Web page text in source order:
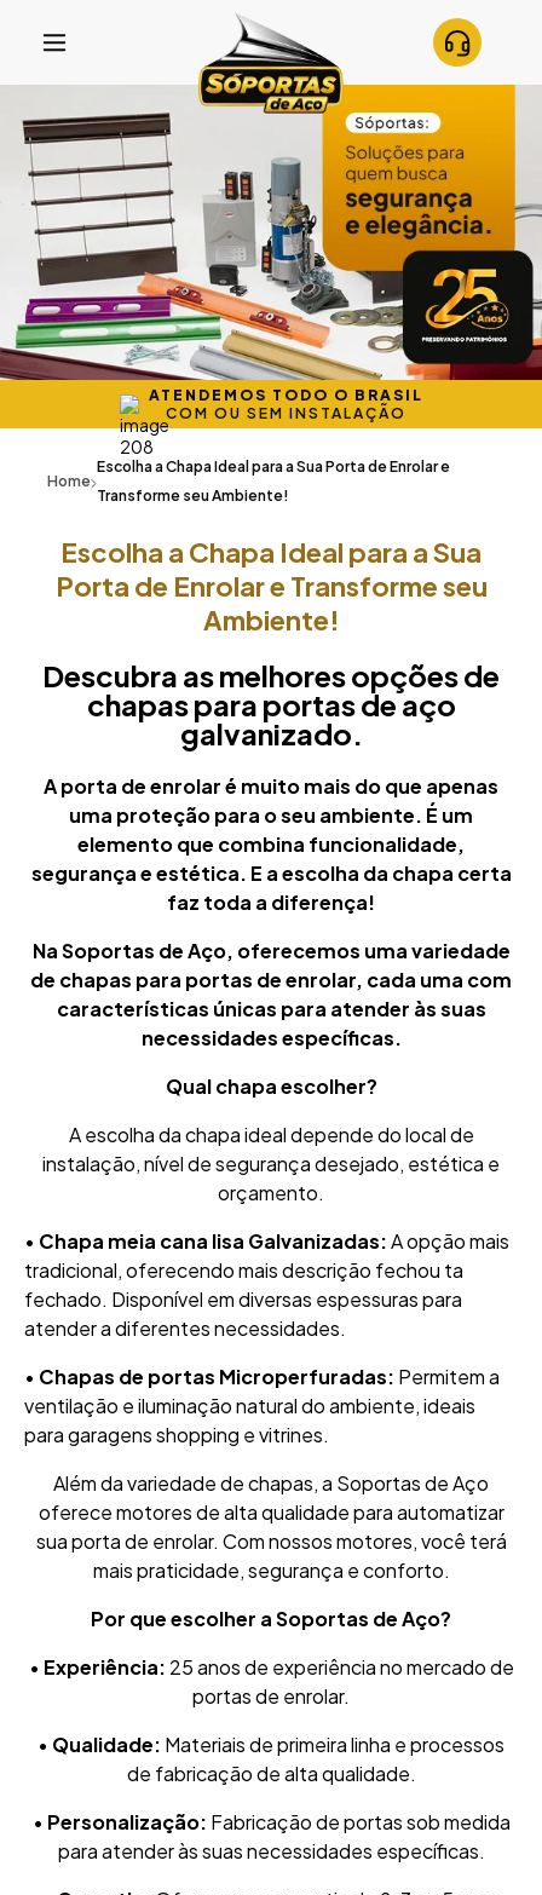
ATENDEMOS TODO O BRASIL
COM OU SEM INSTALAÇÃO
Home
Escolha a Chapa Ideal para a Sua Porta de Enrolar e
Transforme seu Ambiente!
Escolha a Chapa Ideal para a Sua
Porta de Enrolar e Transforme seu
Ambiente!
Descubra as melhores opções de
chapas para portas de aço
galvanizado.
A porta de enrolar é muito mais do que apenas
uma proteção para o seu ambiente. É um
elemento que combina funcionalidade,
segurança e estética. E a escolha da chapa certa
faz toda a diferença!
Na Soportas de Aço, oferecemos uma variedade
de chapas para portas de enrolar, cada uma com
características únicas para atender às suas
necessidades específicas.
Qual chapa escolher?
A escolha da chapa ideal depende do local de
instalação, nível de segurança desejado, estética e
orçamento.
• Chapa meia cana lisa Galvanizadas:A opção mais
tradicional, oferecendo mais descrição fechou ta
fechado. Disponível em diversas espessuras para
atender a diferentes necessidades.
• Chapas de portas Microperfuradas: Permitem a
ventilação e iluminação natural do ambiente, ideais
para garagens shopping e vitrines.
Além da variedade de chapas, a Soportas de Aço
oferece motores de alta qualidade para automatizar
sua porta de enrolar. Com nossos motores, você terá
mais praticidade, segurança e conforto.
Por que escolher a Soportas de Aço?
• Experiência: 25 anos de experiência no mercado de
portas de enrolar.
• Qualidade: Materiais de primeira linha e processos
de fabricação de alta qualidade.
• Personalização: Fabricação de portas sob medida
para atender às suas necessidades específicas.